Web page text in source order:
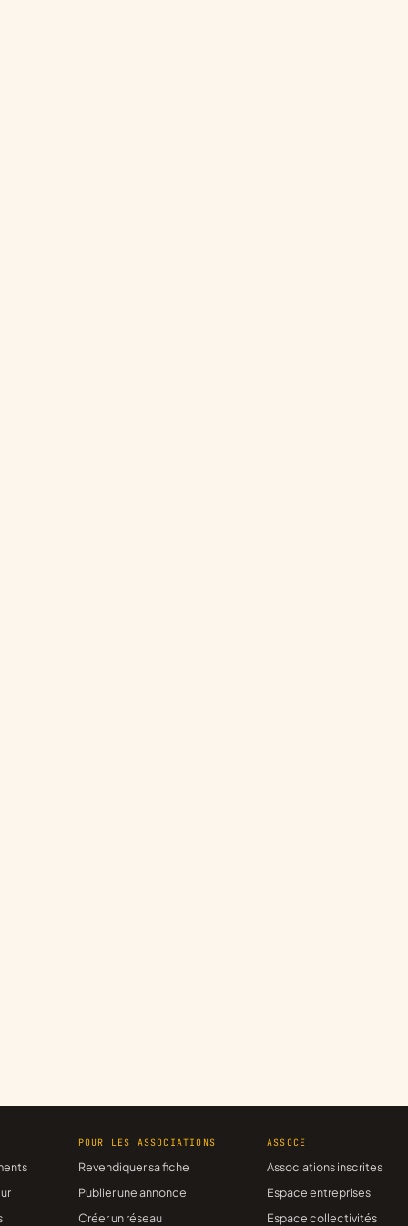
POUR LES ASSOCIATIONS
Revendiquer sa fiche
Publier une annonce
Créer un réseau
ASSOCE
Associations inscrites
Espace entreprises
Espace collectivités